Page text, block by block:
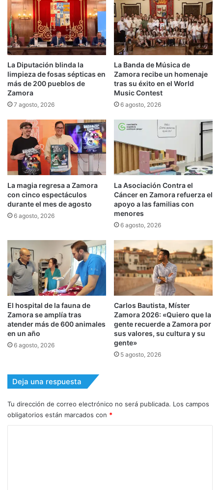
La Diputación blinda la
limpieza de fosas sépticas en
más de 200 pueblos de
Zamora
7 agosto, 2026
La Banda de Música de
Zamora recibe un homenaje
tras su éxito en el World
Music Contest
6 agosto, 2026
La magia regresa a Zamora
con cinco espectáculos
durante el mes de agosto
6 agosto, 2026
La Asociación Contra el
Cáncer en Zamora refuerza el
apoyo a las familias con
menores
6 agosto, 2026
El hospital de la fauna de
Zamora se amplía tras
atender más de 600 animales
en un año
6 agosto, 2026
Carlos Bautista, Míster
Zamora 2026: «Quiero que la
gente recuerde a Zamora por
sus valores, su cultura y su
gente»
5 agosto, 2026
Deja una respuesta
Tu dirección de correo electrónico no será publicada. Los campos
obligatorios están marcados con *